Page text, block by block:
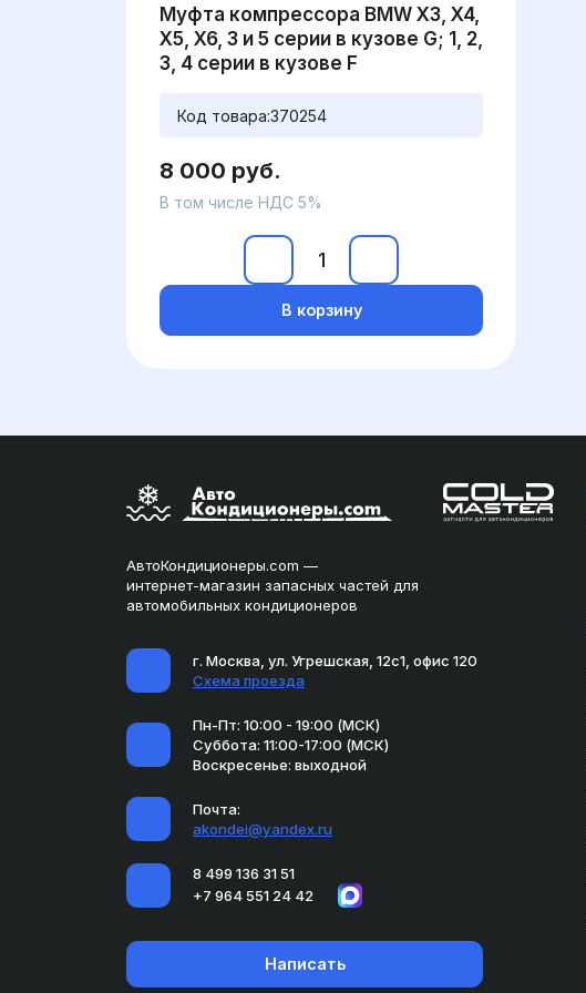
Муфта компрессора BMW X3, X4,
X5, X6, 3 и 5 серии в кузове G; 1, 2,
3, 4 серии в кузове F
Код товара:370254
8 000 руб.
В том числе НДС 5%
В корзину
АвтоКондиционеры.com —
интернет-магазин запасных частей для
автомобильных кондиционеров
г. Москва, ул. Угрешская, 12с1, офис 120
Схема проезда
Пн-Пт: 10:00 - 19:00 (МСК)
Суббота: 11:00-17:00 (МСК)
Воскресенье: выходной
Почта:
akondei@yandex.ru
8 499 136 31 51
+7 964 551 24 42
Написать